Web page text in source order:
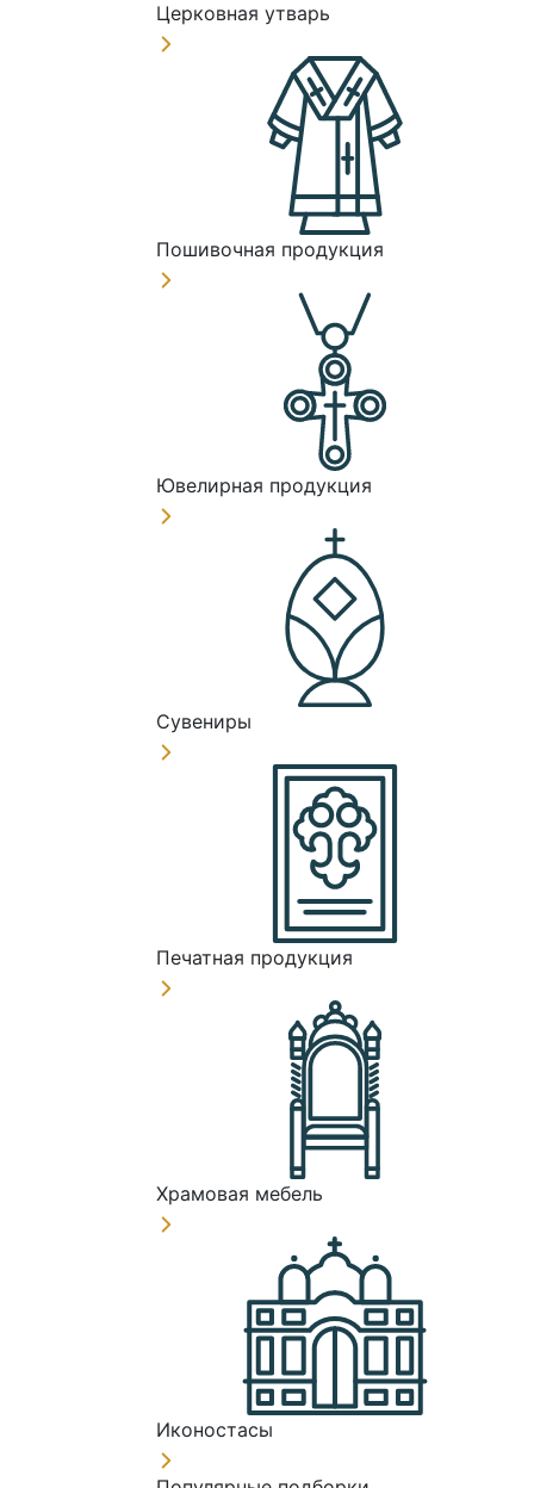
Церковная утварь
Пошивочная продукция
Ювелирная продукция
Сувениры
Печатная продукция
Храмовая мебель
Иконостасы